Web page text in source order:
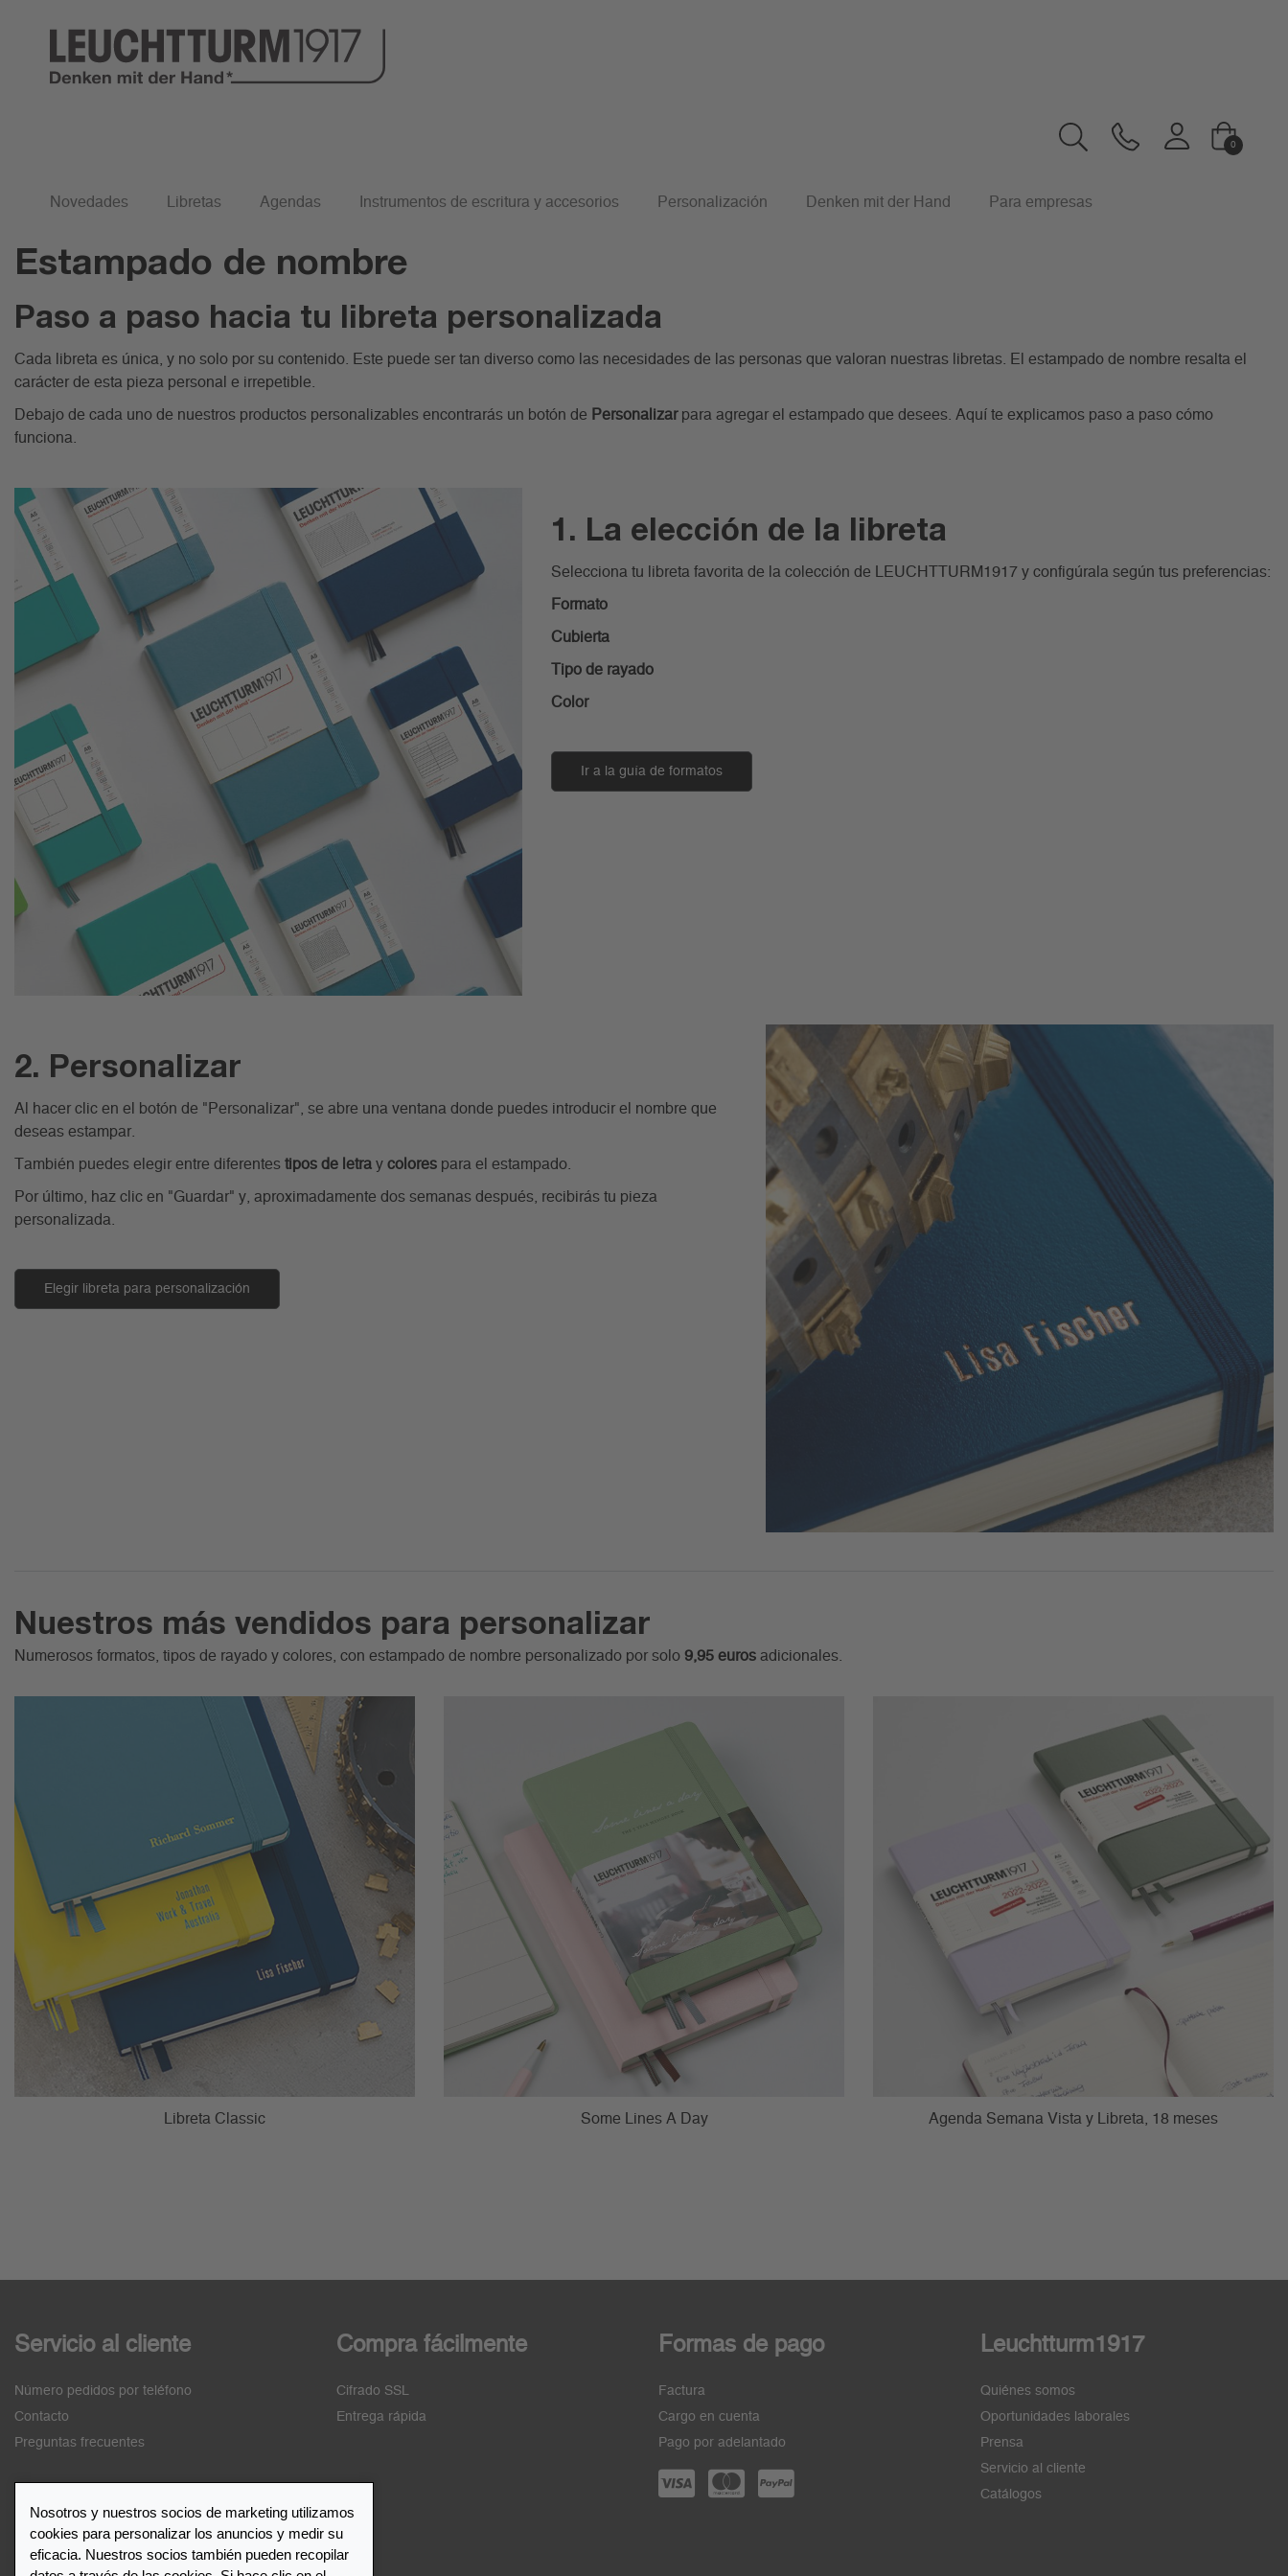
0
Novedades Libretas Agendas Instrumentos de escritura y accesorios Personalización Denken mit der Hand Para empresas
Estampado de nombre
Estampado de nombre
Estampado de nombre
Paso a paso hacia tu libreta personalizada
Cada libreta es única, y no solo por su contenido. Este puede ser tan diverso como las necesidades de las personas que valoran nuestras libretas. El estampado de nombre resalta el
carácter de esta pieza personal e irrepetible.
Debajo de cada uno de nuestros productos personalizables encontrarás un botón de Personalizar para agregar el estampado que desees. Aquí te explicamos paso a paso cómo
funciona.
1. La elección de la libreta
Selecciona tu libreta favorita de la colección de LEUCHTTURM1917 y configúrala según tus preferencias:
Formato
Cubierta
Tipo de rayado
Color
Ir a la guía de formatos
2. Personalizar
Al hacer clic en el botón de "Personalizar", se abre una ventana donde puedes introducir el nombre que
deseas estampar.
También puedes elegir entre diferentes tipos de letra y colores para el estampado.
Por último, haz clic en "Guardar" y, aproximadamente dos semanas después, recibirás tu pieza
personalizada.
Elegir libreta para personalización
Nuestros más vendidos para personalizar
Numerosos formatos, tipos de rayado y colores, con estampado de nombre personalizado por solo 9,95 euros adicionales.
Libreta Classic Some Lines A Day Agenda Semana Vista y Libreta , 18 meses
Servicio al cliente
Número pedidos por teléfono
Contacto
Preguntas frecuentes
Compra fácilmente
Cifrado SSL
Entrega rápida
Formas de pago
Factura
Cargo en cuenta
Pago por adelantado
Leuchtturm1917
Quiénes somos
Oportunidades laborales
Prensa
Servicio al cliente
Catálogos
Lista de distribuidores
Nosotros y nuestros socios de marketing utilizamos
cookies para personalizar los anuncios y medir su
eficacia. Nuestros socios también pueden recopilar